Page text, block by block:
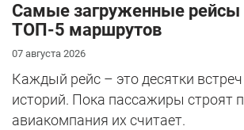
Самые загруженные рейсы
ТОП-5 маршрутов
07 августа 2026
Каждый рейс – это десятки
историй. Пока пассажиры строят
авиакомпания их считает.